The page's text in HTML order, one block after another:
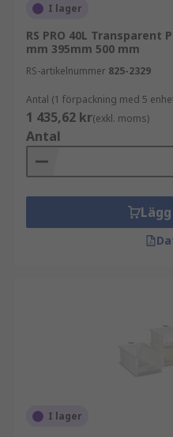
I lager
RS PRO 40L
mm 395mm 500 mm
RS-artikelnummer 825-2329
Antal (1 förpackning med 5
1 435,62 kr(exkl. moms)
Antal
I lager